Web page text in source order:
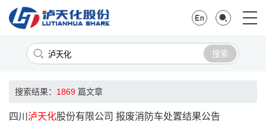
搜索
搜索结果： 1869 篇文章
四川 泸天化股份有限公司 报废消防车处置结果公告